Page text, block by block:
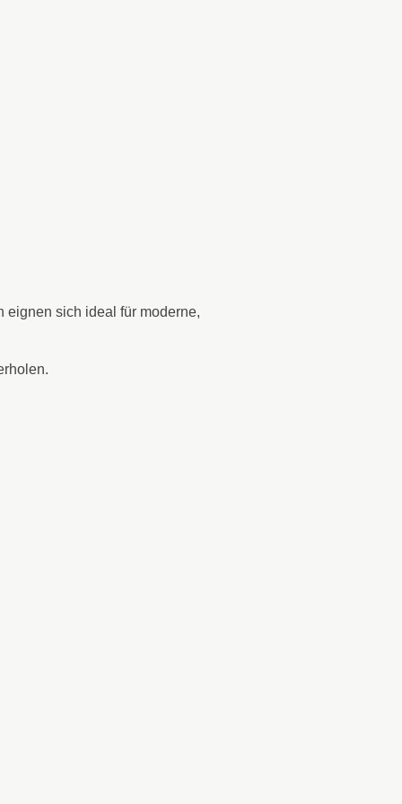
eignen sich ideal für moderne,